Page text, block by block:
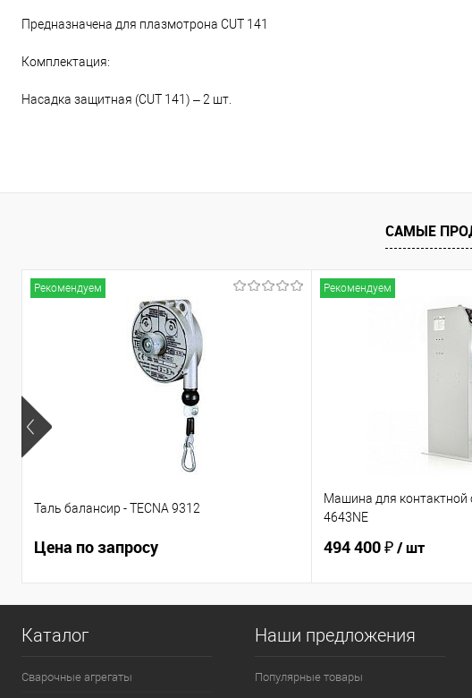
Предназначена для плазмотрона CUT 141
Комплектация:
Насадка защитная (CUT 141) – 2 шт.
САМЫЕ
Рекомендуем
Таль балансир - TECNA 9312
Цена по запросу
Рекомендуем
Машина для контактной
4643NE
494 400 ₽/ шт
Каталог
Сварочные агрегаты
Наши предложения
Популярные товары